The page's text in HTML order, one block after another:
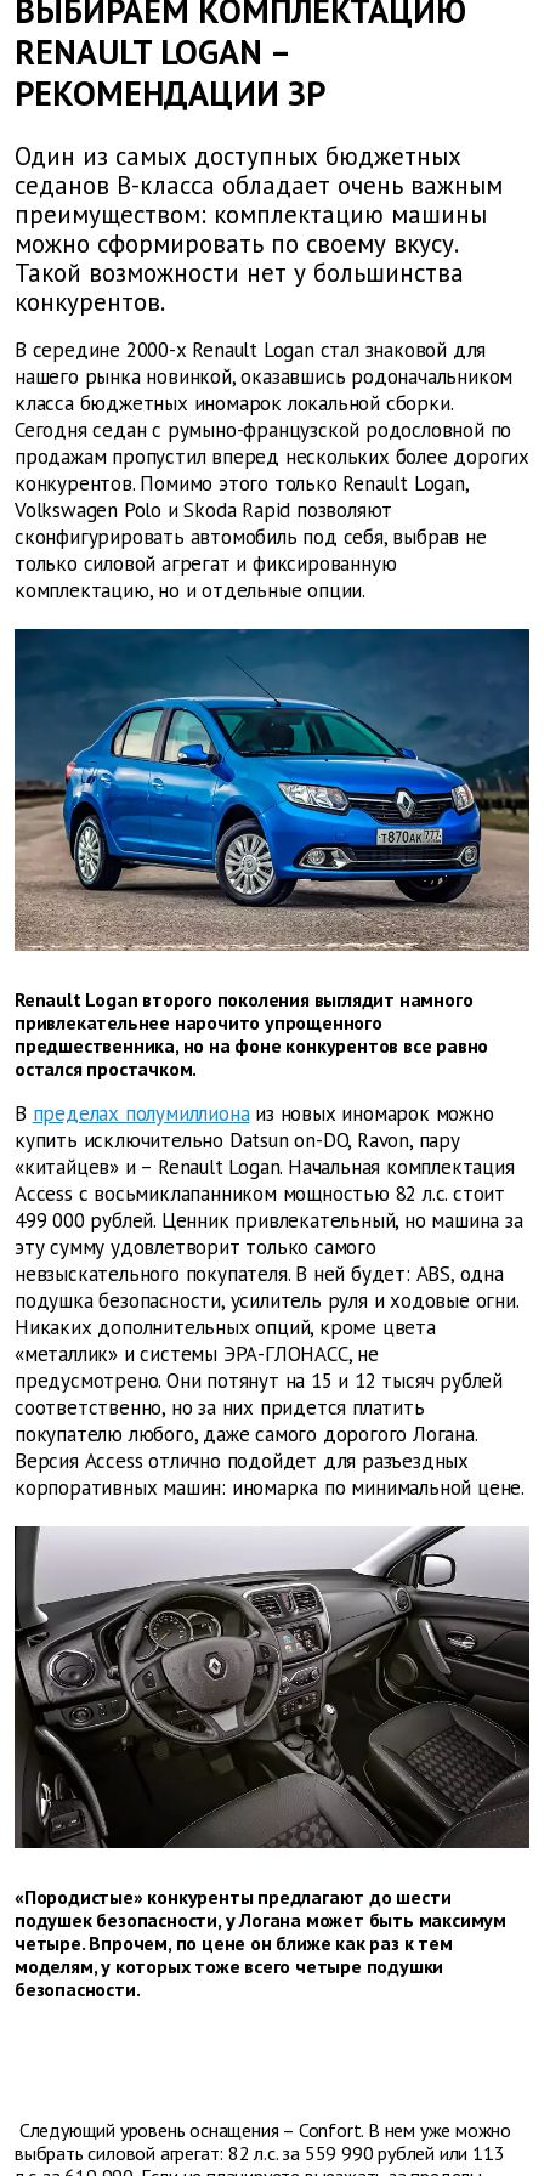
ВЫБИРАЕМ КОМПЛЕКТАЦИЮ
RENAULT LOGAN –
РЕКОМЕНДАЦИИ ЗР
Один из самых доступных бюджетных
седанов B-класса обладает очень важным
преимуществом: комплектацию машины
можно сформировать по своему вкусу.
Такой возможности нет у большинства
конкурентов.
В середине 2000-х Renault Logan стал знаковой для
нашего рынка новинкой, оказавшись родоначальником
класса бюджетных иномарок локальной сборки.
Сегодня седан с румыно-французской родословной по
продажам пропустил вперед нескольких более дорогих
конкурентов. Помимо этого только Renault Logan,
Volkswagen Polo и Skoda Rapid позволяют
сконфигурировать автомобиль под себя, выбрав не
только силовой агрегат и фиксированную
комплектацию, но и отдельные опции.
Renault Logan второго поколения выглядит намного
привлекательнее нарочито упрощенного
предшественника, но на фоне конкурентов все равно
остался простачком.
В пределах полумиллионаиз новых иномарок можно
купить исключительно Datsun on-DO, Ravon, пару
«китайцев» и – Renault Logan. Начальная комплектация
Access с восьмиклапанником мощностью 82 л.с. стоит
499 000 рублей. Ценник привлекательный, но машина за
эту сумму удовлетворит только самого
невзыскательного покупателя. В ней будет: ABS, одна
подушка безопасности, усилитель руля и ходовые огни.
Никаких дополнительных опций, кроме цвета
«металлик» и системы ЭРА-ГЛОНАСС, не
предусмотрено. Они потянут на 15 и 12 тысяч рублей
соответственно, но за них придется платить
покупателю любого, даже самого дорогого Логана.
Версия Access отлично подойдет для разъездных
корпоративных машин: иномарка по минимальной цене.
«Породистые» конкуренты предлагают до шести
подушек безопасности, у Логана может быть максимум
четыре. Впрочем, по цене он ближе как раз к тем
моделям, у которых тоже всего четыре подушки
безопасности.
Следующий уровень оснащения – Confort. В нем уже можно
выбрать силовой агрегат: 82 л.с. за 559 990 рублей или 113